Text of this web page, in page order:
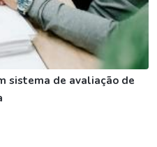
sistema de avaliação de